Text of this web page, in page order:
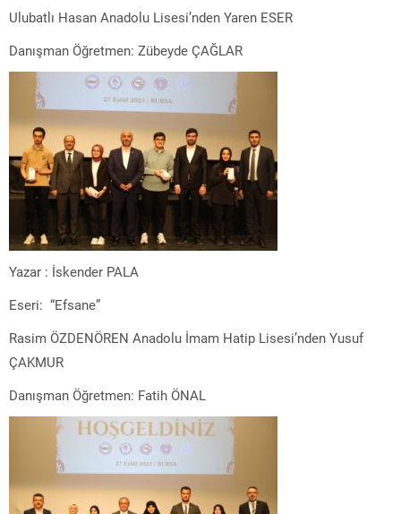
Ulubatlı Hasan Anadolu Lisesi’nden Yaren ESER
Danışman Öğretmen: Zübeyde ÇAĞLAR
Yazar : İskender PALA
Eseri: “Efsane”
Rasim ÖZDENÖREN Anadolu İmam Hatip Lisesi’nden Yusuf
ÇAKMUR
Danışman Öğretmen: Fatih ÖNAL